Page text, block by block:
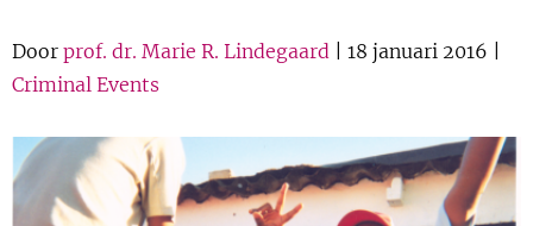
Publicaties
Over NSCR Show
Show
Door prof. dr. Marie R. Lindegaard | 18 januari 2016 |
Criminal Events